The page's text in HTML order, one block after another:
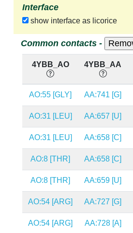
Interface
show interface as licorice
Common contacts -
4YBB_AO 4YBB_AA
AO:55 [GLY] AA:741 [G]
AO:31 [LEU] AA:657 [U]
AO:31 [LEU] AA:658 [C]
AO:8 [THR] AA:658 [C]
AO:8 [THR] AA:659 [U]
AO:54 [ARG] AA:727 [G]
AO:54 [ARG] AA:728 [A]